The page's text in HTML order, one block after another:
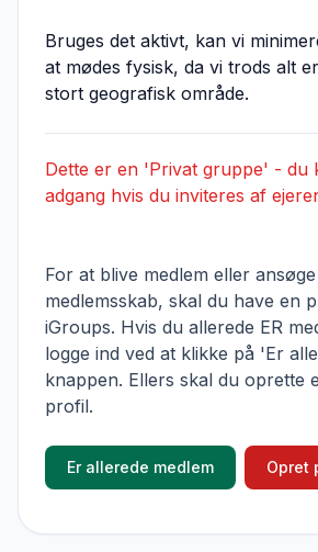
Bruges det aktivt, kan vi
at mødes fysisk, da vi trods alt
stort geografisk område.
Dette er en 'Privat gruppe' - du
adgang hvis du inviteres af
For at blive medlem eller
medlemsskab, skal du have en
iGroups. Hvis du allerede ER
logge ind ved at klikke på 'Er
knappen. Ellers skal du oprette
profil.
Er allerede medlem Opret